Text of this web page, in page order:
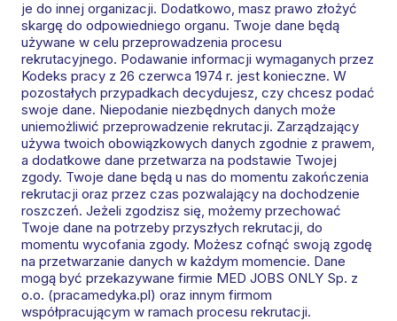
je do innej organizacji. Dodatkowo, masz prawo złożyć
skargę do odpowiedniego organu. Twoje dane będą
używane w celu przeprowadzenia procesu
rekrutacyjnego. Podawanie informacji wymaganych przez
Kodeks pracy z 26 czerwca 1974 r. jest konieczne. W
pozostałych przypadkach decydujesz, czy chcesz podać
swoje dane. Niepodanie niezbędnych danych może
uniemożliwić przeprowadzenie rekrutacji. Zarządzający
używa twoich obowiązkowych danych zgodnie z prawem,
a dodatkowe dane przetwarza na podstawie Twojej
zgody. Twoje dane będą u nas do momentu zakończenia
rekrutacji oraz przez czas pozwalający na dochodzenie
roszczeń. Jeżeli zgodzisz się, możemy przechować
Twoje dane na potrzeby przyszłych rekrutacji, do
momentu wycofania zgody. Możesz cofnąć swoją zgodę
na przetwarzanie danych w każdym momencie. Dane
mogą być przekazywane firmie MED JOBS ONLY Sp. z
o.o. (pracamedyka.pl) oraz innym firmom
współpracującym w ramach procesu rekrutacji.